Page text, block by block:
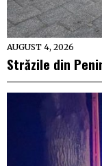
AUGUST 4, 2026
Străzile din